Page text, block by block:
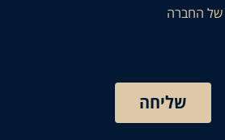
של החברה
שליחה